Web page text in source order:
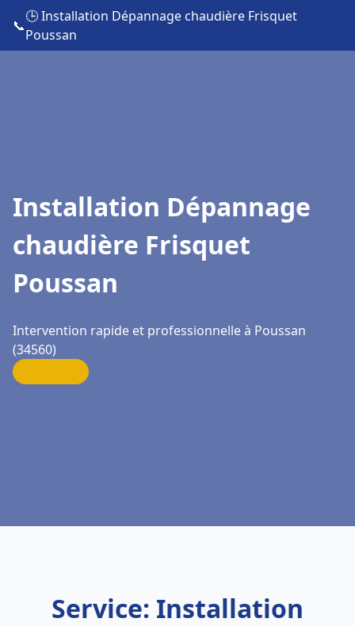
📞
🕒 Installation Dépannage chaudière Frisquet
Poussan
Installation Dépannage
chaudière Frisquet
Poussan
Intervention rapide et professionnelle à Poussan
(34560)
Service: Installation